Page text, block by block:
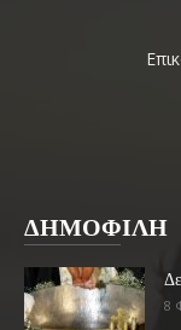
ΔΗΜΟΦΙΛΗ
8